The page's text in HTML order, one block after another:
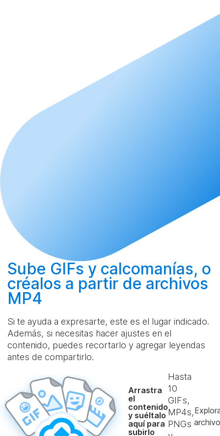
Sube GIFs y calcomanías, o
créalos a partir de archivos
MP4
Si te ayuda a expresarte, este es el lugar indicado.
Además, si necesitas hacer ajustes en el
contenido, puedes recortarlo y agregar leyendas
antes de compartirlo.
Arrastra
el
contenido
y suéltalo
aquí para
subirlo
Hasta
10
GIFs,
MP4s,
PNGs